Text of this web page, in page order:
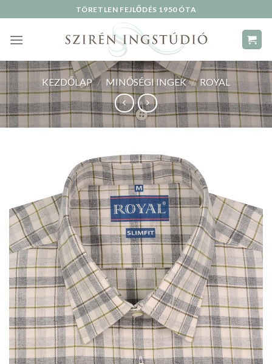
to
content
TÖRETLEN FEJLŐDÉS 1950 ÓTA
KEZDŐLAP / MINŐSÉGI INGEK / ROYAL